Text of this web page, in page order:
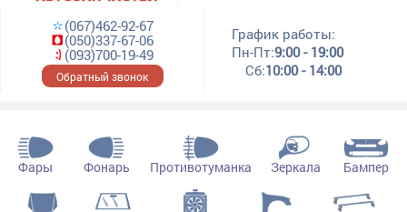
(067)462-92-67
(050)337-67-06
(093)700-19-49
Обратный звонок
График работы:
Пн-Пт:9:00 - 19:00
Сб:10:00 - 14:00
Фары Фонарь Противотуманка Зеркала Бампер